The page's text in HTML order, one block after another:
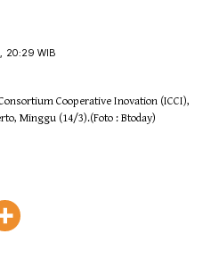
20:29 WIB
Cooperative Inovation (ICCI),
Minggu (14/3).(Foto : Btoday)